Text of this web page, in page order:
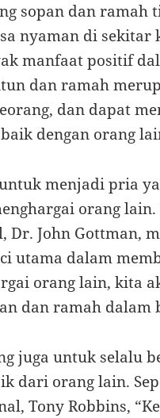
sopan dan ramah
nyaman di sekitar
manfaat positif
dan ramah
dan dapat
dengan orang
menjadi pria
orang
Dr. John Gottman,
utama dalam
orang lain, kita
dan ramah dalam
juga untuk selalu
dari orang lain.
Tony Robbins,